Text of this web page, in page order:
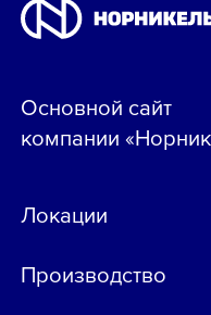
Основной сайт
компании
Локации
Производство